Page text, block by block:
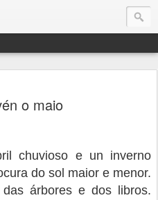
o maio
chuvioso e un inverno
do sol maior e menor.
árbores e dos libros.